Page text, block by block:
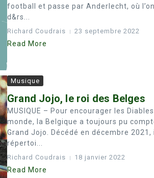
football et passe par Anderlecht, où
d&rs...
Richard Coudrais 23 septembre 2022
Read More
Musique
Grand Jojo, le roi des Belges
MUSIQUE – Pour encourager les
monde, la Belgique a toujours pu
Grand Jojo. Décédé en décembre
répertoi...
Richard Coudrais 18 janvier 2022
Read More